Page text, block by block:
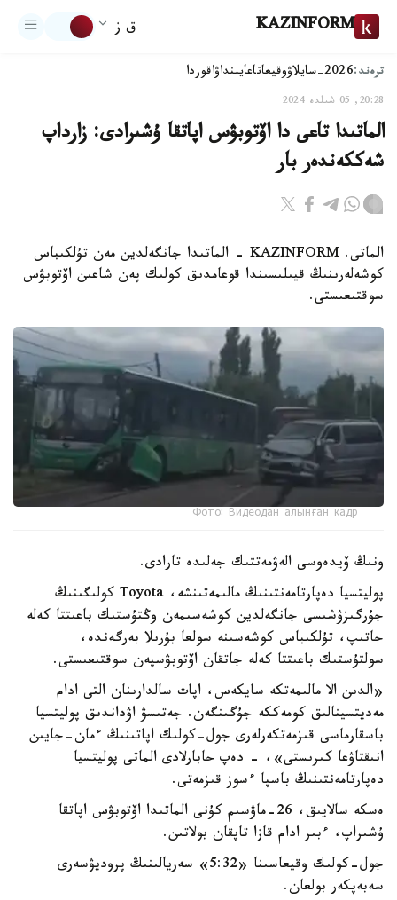
KAZINFORM ق ز
ترەند:2026-سايلاۋ وقيعاتاعايىنداۋاقوردا
20:28, 05 شىلدە 2024
الماتىدا تاعى دا اۆتوبۋس اپاتقا ۇشىرادى: زارداپ
شەككەندەر بار
الماتى. KAZINFORM - الماتىدا جانگەلدين مەن تۇلكىباس
كوشەلەرىنىڭ قيىلىسىندا قوعامدىق كولىك پەن شاعىن اۆتوبۋس
سوقتىعىستى.
Фото: Видеодан алынған кадр
ونىڭ ۆيدەوسى الەۋمەتتىك جەلىدە تارادى.
پوليتسيا دەپارتامەنتىنىڭ مالىمەتىنشە، Toyota كولىگىنىڭ
جۇرگىزۋشىسى جانگەلدين كوشەسىمەن وڭتۇستىك باعىتتا كەلە
جاتىپ، تۇلكىباس كوشەسىنە سولعا بۇرىلا بەرگەندە،
سولتۇستىك باعىتتا كەلە جاتقان اۆتوبۋسپەن سوقتىعىستى.
«الدىن الا مالىمەتكە سايكەس، اپات سالدارىنان التى ادام
مەديتسينالىق كومەككە جۇگىنگەن. جەتىسۋ اۋداندىق پوليتسيا
باسقارماسى قىزمەتكەرلەرى جول-كولىك اپاتىنىڭ ءمان-جايىن
انىقتاۋعا كىرىستى»، - دەپ حابارلادى الماتى پوليتسيا
دەپارتامەنتىنىڭ باسپا ءسوز قىزمەتى.
ەسكە سالايىق، 26-ماۋسىم كۇنى الماتىدا اۆتوبۋس اپاتقا
ۇشىراپ، ءبىر ادام قازا تاپقان بولاتىن.
جول-كولىك وقيعاسىنا «5:32» سەريالىنىڭ پروديۋسەرى
سەبەپكەر بولعان.